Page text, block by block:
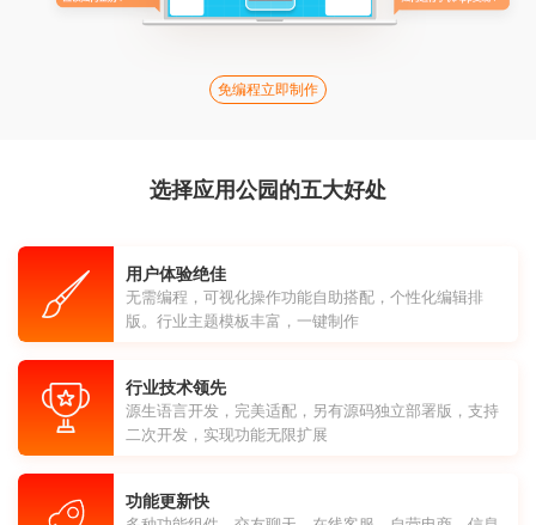
免编程立即制作
选择应用公园的五大好处
用户体验绝佳
无需编程，可视化操作功能自助搭配，个性化编辑排
版。行业主题模板丰富，一键制作
行业技术领先
源生语言开发，完美适配，另有源码独立部署版，支持
二次开发，实现功能无限扩展
功能更新快